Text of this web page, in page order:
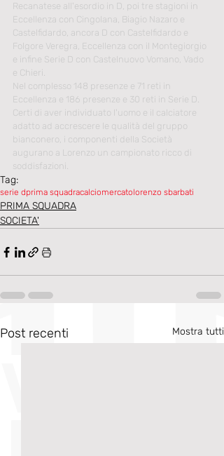
Recanatese all'esordio in D, poi tre stagioni in
Eccellenza con Cingolana, Biagio Nazaro e
Castelfidardo, ancora D con Castelfidardo e
Folgore Veregra, Eccellenza con il Montegiorgio
e infine Serie D con Castelnuovo Vomano, Vado
e Chieri.
Nel complesso 148 presenze e 71 reti in
Eccellenza e 186 presenze e 30 reti in Serie D.
Certi di aver individuato l'uomo e il calciatore
adatto ad accrescere le qualità del gruppo
bianconero, i componenti della Società
augurano a Lorenzo un campionato ricco di
soddisfazioni.
Tag:
serie dprima squadracalciomercatolorenzo sbarbati
PRIMA SQUADRA
SOCIETA'
Post recenti Mostra tutti